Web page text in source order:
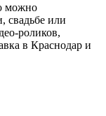
можно
свадьбе или
роликов,
в Краснодар и